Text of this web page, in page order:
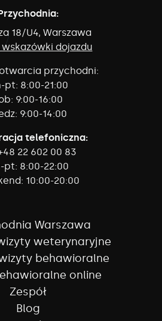
18/U4, Warszawa
dojazdu
przychodni:
pt: 8:00-21:00
9:00-16:00
9:00-14:00
telefoniczna:
22 602 00 83
pt: 8:00-22:00
10:00-20:00
Warszawa
weterynaryjne
behawioralne
online
Zespół
Blog